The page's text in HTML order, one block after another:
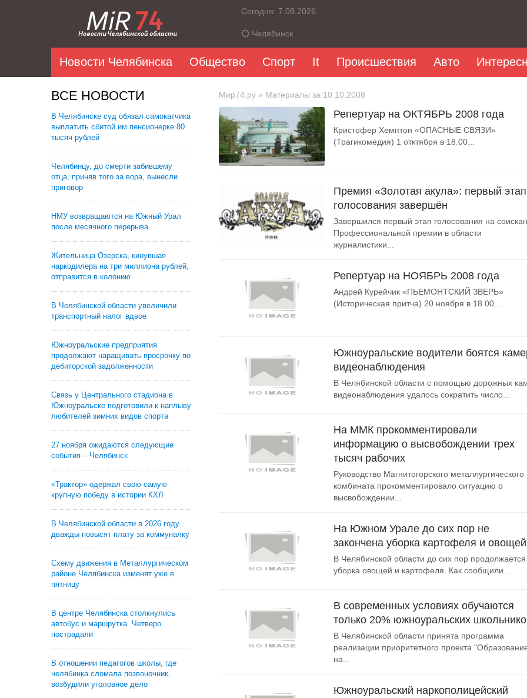
Сегодня: 7.08.2026
Челябинск
Новости Челябинска Общество Спорт It Происшествия Авто
ВСЕ НОВОСТИ
В Челябинске суд обязал самокатчика
выплатить сбитой им пенсионерке 80
тысяч рублей
Челябинцу, до смерти забившему
отца, приняв того за вора, вынесли
приговор
НМУ возвращаются на Южный Урал
после месячного перерыва
Жительница Озерска, кинувшая
наркодилера на три миллиона рублей,
отправится в колонию
В Челябинской области увеличили
транспортный налог вдвое
Южноуральские предприятия
продолжают наращивать просрочку по
дебиторской задолженности
Связь у Центрального стадиона в
Южноуральске подготовили к наплыву
любителей зимних видов спорта
27 ноября ожидаются следующие
события – Челябинск
«Трактор» одержал свою самую
крупную победу в истории КХЛ
В Челябинской области в 2026 году
дважды повысят плату за коммуналку
Схему движения в Металлургическом
районе Челябинска изменят уже в
пятницу
В центре Челябинска столкнулись
автобус и маршрутка. Четверо
пострадали
В отношении педагогов школы, где
челябинка сломала позвоночник,
возбудили уголовное дело
Мир74.ру » Материалы за 10.10.2008
Репертуар на ОКТЯБРЬ 2008 года
Кристофер Хемптон «ОПАСНЫЕ СВЯЗИ»
(Трагикомедия) 1 отктября в 18.00...
Премия «Золотая акула»: первый этап
голосования завершён
Завершился первый этап голосования на
Профессиональной премии в области
журналистики...
Репертуар на НОЯБРЬ 2008 года
Андрей Курейчик «ПЬЕМОНТСКИЙ ЗВЕРЬ»
(Историческая притча) 20 ноября в 18.00...
Южноуральские водители боятся
видеонаблюдения
В Челябинской области с помощью дорожных
видеонаблюдения удалось сократить число...
На ММК прокомментировали
информацию о высвобождении трех
тысяч рабочих
Руководство Магнитогорского металлургического
комбината прокомментировало ситуацию о
высвобождении...
На Южном Урале до сих пор не
закончена уборка картофеля и овощей
В Челябинской области до сих пор продолжается
уборка овощей и картофеля. Как сообщили...
В современных условиях обучаются
только 20% южноуральских
В Челябинской области принята программа
реализации приоритетного проекта
на...
Южноуральский наркополицейский